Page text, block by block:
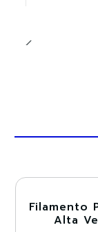
-30%
Filamento
Alta